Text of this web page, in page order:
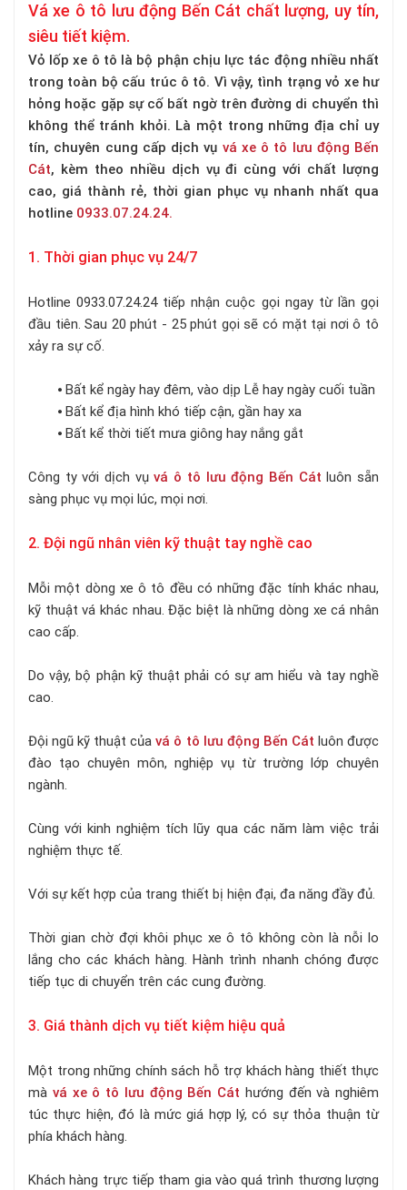
Vá xe ô tô lưu động Bến Cát chất lượng, uy tín,
siêu tiết kiệm.
Vỏ lốp xe ô tô là bộ phận chịu lực tác động nhiều nhất
trong toàn bộ cấu trúc ô tô. Vì vậy, tình trạng vỏ xe hư
hỏng hoặc gặp sự cố bất ngờ trên đường di chuyển thì
không thể tránh khỏi. Là một trong những địa chỉ uy
tín, chuyên cung cấp dịch vụ vá xe ô tô lưu động Bến
Cát, kèm theo nhiều dịch vụ đi cùng với chất lượng
cao, giá thành rẻ, thời gian phục vụ nhanh nhất qua
hotline 0933.07.24.24.
1. Thời gian phục vụ 24/7
Hotline 0933.07.24.24 tiếp nhận cuộc gọi ngay từ lần gọi
đầu tiên. Sau 20 phút - 25 phút gọi sẽ có mặt tại nơi ô tô
xảy ra sự cố.
⦁ Bất kể ngày hay đêm, vào dịp Lễ hay ngày cuối tuần
⦁ Bất kể địa hình khó tiếp cận, gần hay xa
⦁ Bất kể thời tiết mưa giông hay nắng gắt
Công ty với dịch vụvá ô tô lưu động Bến Cát luôn sẵn
sàng phục vụ mọi lúc, mọi nơi.
2. Đội ngũ nhân viên kỹ thuật tay nghề cao
Mỗi một dòng xe ô tô đều có những đặc tính khác nhau,
kỹ thuật vá khác nhau. Đặc biệt là những dòng xe cá nhân
cao cấp.
Do vậy, bộ phận kỹ thuật phải có sự am hiểu và tay nghề
cao.
Đội ngũ kỹ thuật củavá ô tô lưu động Bến Cát luôn được
đào tạo chuyên môn, nghiệp vụ từ trường lớp chuyên
ngành.
Cùng với kinh nghiệm tích lũy qua các năm làm việc trải
nghiệm thực tế.
Với sự kết hợp của trang thiết bị hiện đại, đa năng đầy đủ.
Thời gian chờ đợi khôi phục xe ô tô không còn là nỗi lo
lắng cho các khách hàng. Hành trình nhanh chóng được
tiếp tục di chuyển trên các cung đường.
3. Giá thành dịch vụ tiết kiệm hiệu quả
Một trong những chính sách hỗ trợ khách hàng thiết thực
mà vá xe ô tô lưu động Bến Cát hướng đến và nghiêm
túc thực hiện, đó là mức giá hợp lý, có sự thỏa thuận từ
phía khách hàng.
Khách hàng trực tiếp tham gia vào quá trình thương lượng